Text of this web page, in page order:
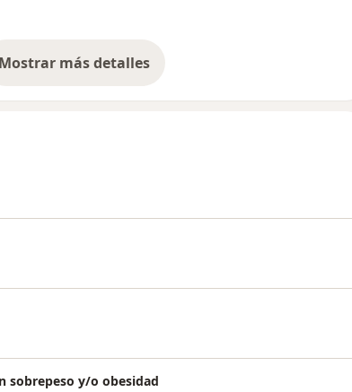
Mostrar más detalles
sobre la experiencia
sobrepeso y/o obesidad